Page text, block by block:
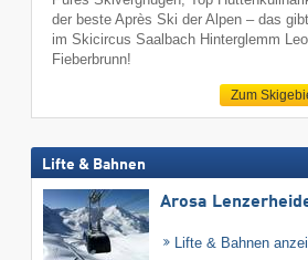
der beste Après Ski der Alpen – das
im Skicircus Saalbach Hinterglemm
Fieberbrunn!
Zum
Lifte & Bahnen
Arosa
Lifte & Bahnen